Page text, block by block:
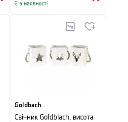
Є в наявності
Goldbach
Свічник Goldblach, висота